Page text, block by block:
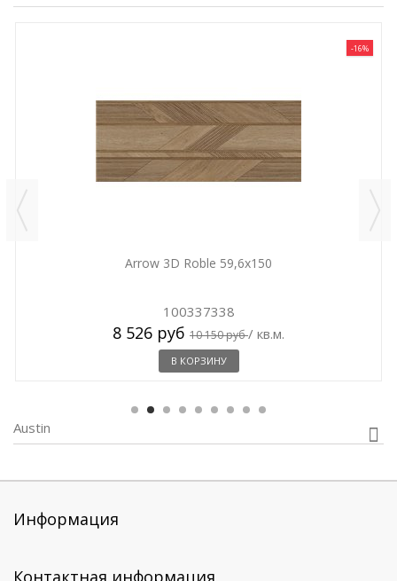
-16%
Arrow 3D Roble 59,6x150
100337338
8 526 руб 10 150 руб/ кв.м.
В КОРЗИНУ
Austin
Информация
Контактная информация